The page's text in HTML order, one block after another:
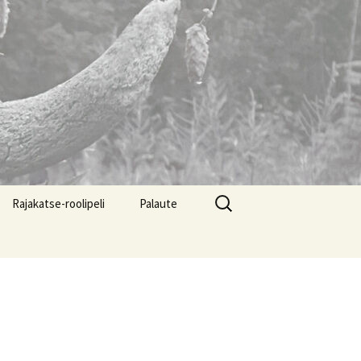
Rajakatse-roolipeli Palaute
Haku: